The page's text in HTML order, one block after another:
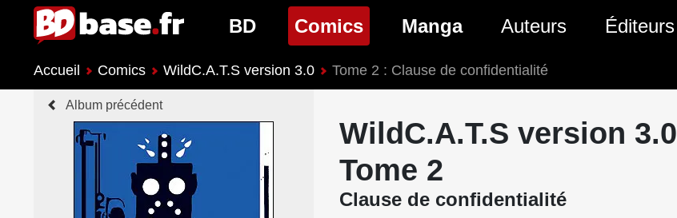
BD
Nouveautés BD
Genres BD
Comics(page courante)
Nouveautés Comics
Manga
Nouveautés Manga
Auteurs Éditeurs
Accueil Comics WildC.A.T.S version 3.0 Tome 2 : Clause de confidentialité
Album précédent
WildC.A.T.S version 3.0
Tome 2
Clause de confidentialité